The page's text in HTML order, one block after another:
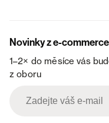
Novinky z e-commerce
1–2× do měsíce vás
z oboru